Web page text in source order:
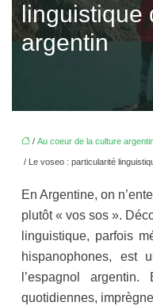
linguistique
argentin
/ Au coeur de la culture
/ Le voseo : particularité
En Argentine, on
plutôt « vos sos ».
linguistique, parfois
hispanophones, est
l’espagnol
quotidiennes,